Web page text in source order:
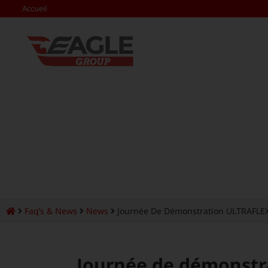
Accueil
Faq’s & News News Journée De Démonstration